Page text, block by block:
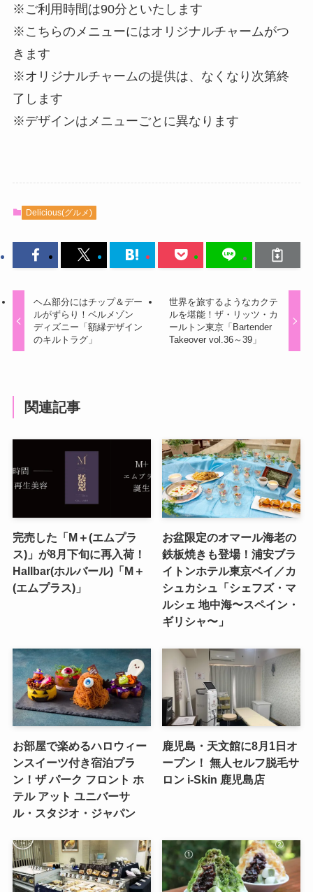
※ご利用時間は90分といたします
※こちらのメニューにはオリジナルチャームがつ
きます
※オリジナルチャームの提供は、なくなり次第終
了します
※デザインはメニューごとに異なります
Delicious(グルメ)
ヘム部分にはチップ＆デー
ルがずらり！ベルメゾン
ディズニー「額縁デザイン
のキルトラグ」
世界を旅するようなカクテ
ルを堪能！ザ・リッツ・カ
ールトン東京「Bartender
Takeover vol.36～39」
関連記事
完売した「M＋(エムプラ
ス)」が8月下旬に再入荷！
Hallbar(ホルバール)「M＋
(エムプラス)」
お盆限定のオマール海老の
鉄板焼きも登場！浦安ブラ
イトンホテル東京ベイ／カ
シュカシュ「シェフズ・マ
ルシェ 地中海〜スペイン・
ギリシャ〜」
お部屋で楽めるハロウィー
ンスイーツ付き宿泊プラ
ン！ザ パーク フロント ホ
テル アット ユニバーサ
ル・スタジオ・ジャパン
鹿児島・天文館に8月1日オ
ープン！ 無人セルフ脱毛サ
ロン i-Skin 鹿児島店